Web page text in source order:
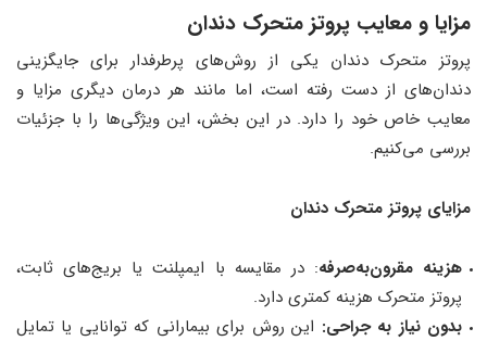
مزایا و معایب پروتز متحرک دندان
پروتز متحرک دندان یکی از روش‌های پرطرفدار برای جایگزینی
دندان‌های از دست رفته است، اما مانند هر درمان دیگری مزایا و
معایب خاص خود را دارد. در این بخش، این ویژگی‌ها را با جزئیات
بررسی می‌کنیم.
مزایای پروتز متحرک دندان
هزینه مقرون‌به‌صرفه: در مقایسه با ایمپلنت یا بریج‌های ثابت،
پروتز متحرک هزینه کمتری دارد.
بدون نیاز به جراحی: این روش برای بیمارانی که توانایی یا تمایل